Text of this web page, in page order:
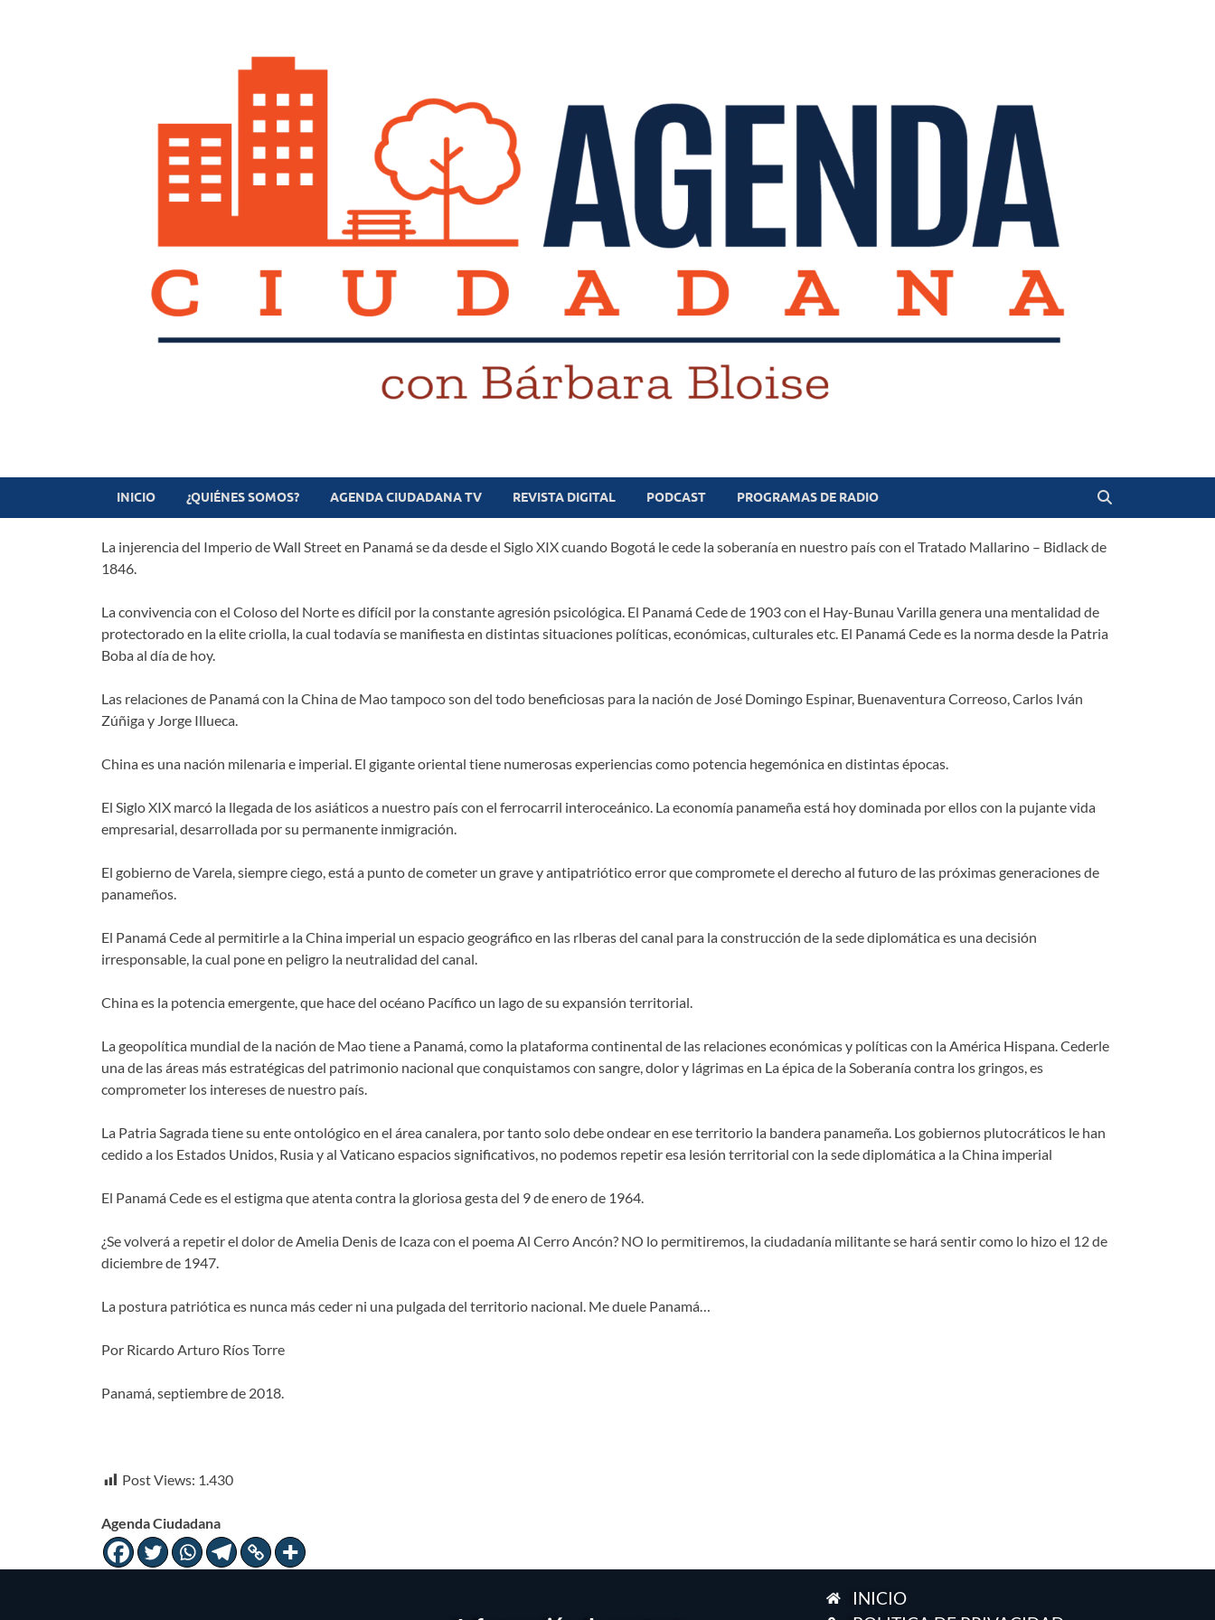
Revista digital
INICIO ¿QUIÉNES SOMOS? AGENDA CIUDADANA TV REVISTA DIGITAL PODCAST PROGRAMAS DE RADIO
La injerencia del Imperio de Wall Street en Panamá se da desde el Siglo XIX cuando Bogotá le cede la soberanía en nuestro país con el Tratado Mallarino – Bidlack de
1846.
La convivencia con el Coloso del Norte es difícil por la constante agresión psicológica. El Panamá Cede de 1903 con el Hay-Bunau Varilla genera una mentalidad de
protectorado en la elite criolla, la cual todavía se manifiesta en distintas situaciones políticas, económicas, culturales etc. El Panamá Cede es la norma desde la Patria
Boba al día de hoy.
Las relaciones de Panamá con la China de Mao tampoco son del todo beneficiosas para la nación de José Domingo Espinar, Buenaventura Correoso, Carlos Iván
Zúñiga y Jorge Illueca.
China es una nación milenaria e imperial. El gigante oriental tiene numerosas experiencias como potencia hegemónica en distintas épocas.
El Siglo XIX marcó la llegada de los asiáticos a nuestro país con el ferrocarril interoceánico. La economía panameña está hoy dominada por ellos con la pujante vida
empresarial, desarrollada por su permanente inmigración.
El gobierno de Varela, siempre ciego, está a punto de cometer un grave y antipatriótico error que compromete el derecho al futuro de las próximas generaciones de
panameños.
El Panamá Cede al permitirle a la China imperial un espacio geográfico en las rlberas del canal para la construcción de la sede diplomática es una decisión
irresponsable, la cual pone en peligro la neutralidad del canal.
China es la potencia emergente, que hace del océano Pacífico un lago de su expansión territorial.
La geopolítica mundial de la nación de Mao tiene a Panamá, como la plataforma continental de las relaciones económicas y políticas con la América Hispana. Cederle
una de las áreas más estratégicas del patrimonio nacional que conquistamos con sangre, dolor y lágrimas en La épica de la Soberanía contra los gringos, es
comprometer los intereses de nuestro país.
La Patria Sagrada tiene su ente ontológico en el área canalera, por tanto solo debe ondear en ese territorio la bandera panameña. Los gobiernos plutocráticos le han
cedido a los Estados Unidos, Rusia y al Vaticano espacios significativos, no podemos repetir esa lesión territorial con la sede diplomática a la China imperial
El Panamá Cede es el estigma que atenta contra la gloriosa gesta del 9 de enero de 1964.
¿Se volverá a repetir el dolor de Amelia Denis de Icaza con el poema Al Cerro Ancón? NO lo permitiremos, la ciudadanía militante se hará sentir como lo hizo el 12 de
diciembre de 1947.
La postura patriótica es nunca más ceder ni una pulgada del territorio nacional. Me duele Panamá…
Por Ricardo Arturo Ríos Torre
Panamá, septiembre de 2018.
Post Views: 1.430
Agenda Ciudadana
INICIO